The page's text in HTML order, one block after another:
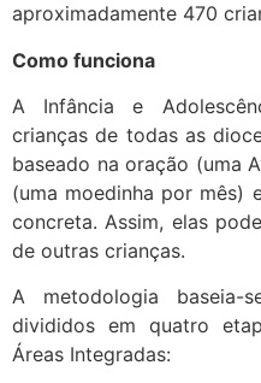
aproximadamente 470
Como funciona
A Infância e
crianças de todas as
baseado na oração (uma
(uma moedinha por mês)
concreta. Assim, elas
de outras crianças.
A metodologia baseia-
divididos em quatro
Áreas Integradas: